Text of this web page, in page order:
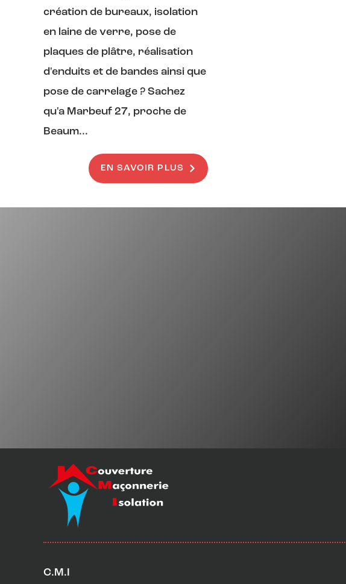
création de bureaux, isolation
en laine de verre, pose de
plaques de plâtre, réalisation
d'enduits et de bandes ainsi que
pose de carrelage ? Sachez
qu'a Marbeuf 27, proche de
Beaum...
EN SAVOIR PLUS
C.M.I